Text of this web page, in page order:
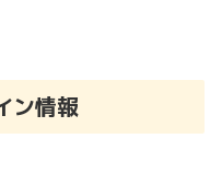
ン情報